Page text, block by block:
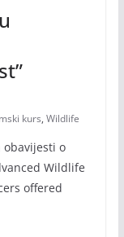
kurs, Wildlife
obavijesti o
Wildlife
offered